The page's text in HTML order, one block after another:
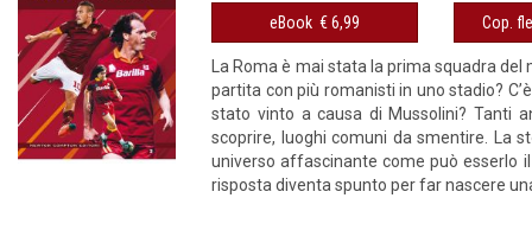
eBook € 6,99
La Roma è mai stata la prima squadra del
partita con più romanisti in uno stadio?
stato vinto a causa di Mussolini? Tanti
scoprire, luoghi comuni da smentire. La
universo affascinante come può esserlo
risposta diventa spunto per far nascere